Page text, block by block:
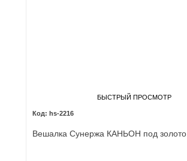
БЫСТРЫЙ ПРОСМОТР
hs-2216
Вешалка Сунержа КАНЬОН под золото